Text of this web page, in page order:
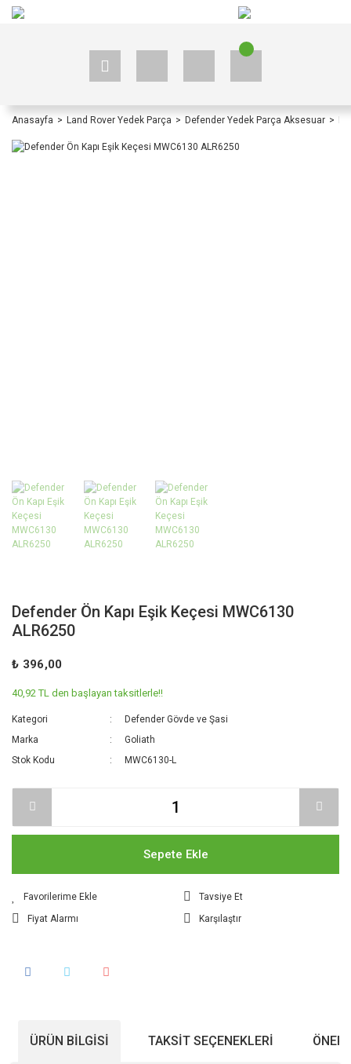
Anasayfa Land Rover Yedek Parça Defender Yedek Parça Aksesuar
Defender Ön Kapı Eşik Keçesi MWC6130
ALR6250
₺ 396,00
40,92 TL den başlayan taksitlerle!!
Kategori
Defender Gövde ve Şasi
Marka
Goliath
Stok Kodu
MWC6130-L
Sepete Ekle
Tavsiye Et
Fiyat Alarmı
Karşılaştır
ÜRÜN BILGISI TAKSIT SEÇENEKLERI